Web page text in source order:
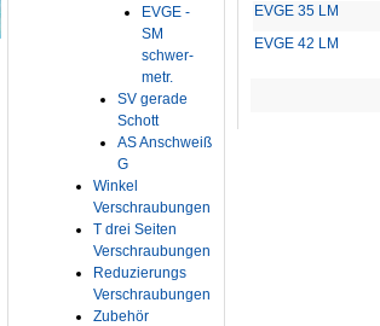
EVGE -
SM
schwer-
metr.
SV gerade
Schott
AS Anschweiß
G
Winkel
Verschraubungen
T drei Seiten
Verschraubungen
Reduzierungs
Verschraubungen
Zubehör
EVGE 35 LM
EVGE 42 LM